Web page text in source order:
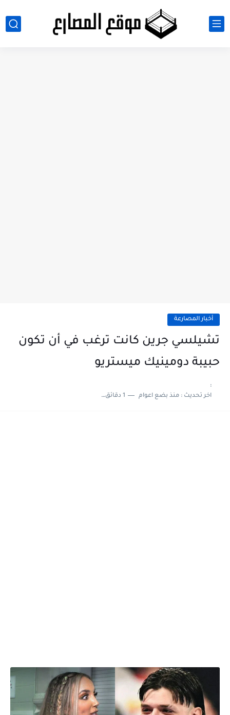
أخبار المصارعة
تشيلسي جرين كانت ترغب في أن تكون
حبيبة دومينيك ميستريو
:
اخر تحديث :منذ بضع اعوام 1 دقائق للقراءة